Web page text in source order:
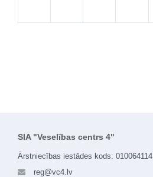
SIA "Veselības centrs 4"
Ārstniecības iestādes kods: 010064114
reg@vc4.lv